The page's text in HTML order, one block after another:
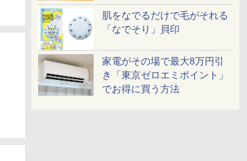
肌をなでるだけで毛がそれる
「なでそり」貝印
家電がその場で最大8万円引
き「東京ゼロエミポイント」
でお得に買う方法